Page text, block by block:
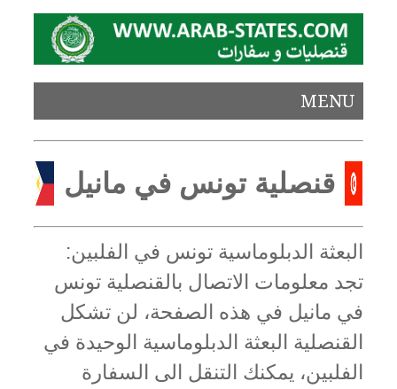
MENU
قنصلية تونس في مانيل
البعثة الدبلوماسية تونس في الفلبين:
تجد معلومات الاتصال بالقنصلية تونس
في مانيل في هذه الصفحة، لن تشكل
القنصلية البعثة الدبلوماسية الوحيدة في
الفلبين، يمكنك التنقل الى السفارة